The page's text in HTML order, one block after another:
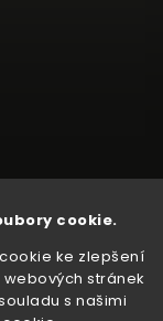
cookie.
ke zlepšení
stránek
s našimi